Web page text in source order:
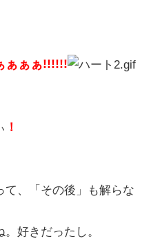
ぁぁぁ!!!!!!
！
、「その後」も解らな
好きだったし。